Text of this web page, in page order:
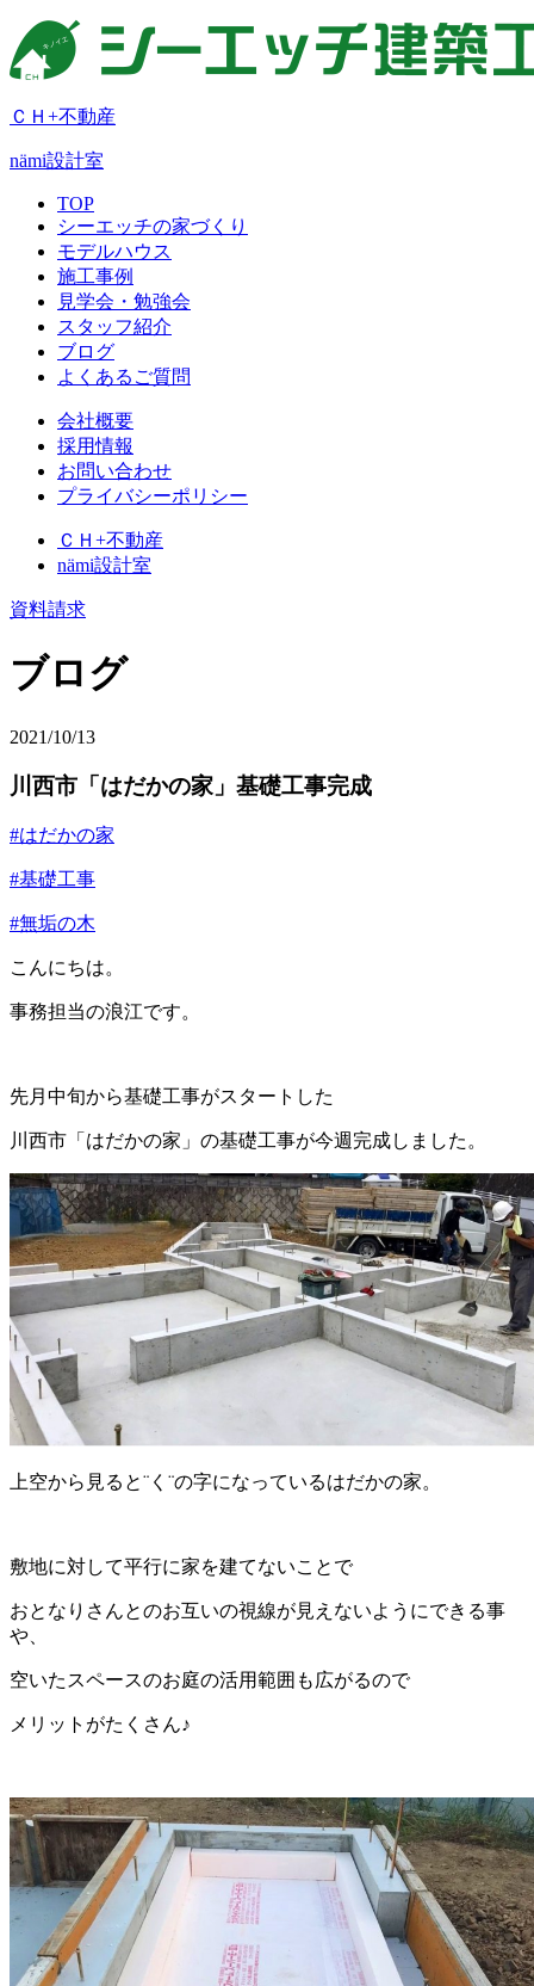
ＣＨ+不動産
nämi設計室
TOP
シーエッチの家づくり
モデルハウス
施工事例
見学会・勉強会
スタッフ紹介
ブログ
よくあるご質問
会社概要
採用情報
お問い合わせ
プライバシーポリシー
ＣＨ+不動産
nämi設計室
資料請求
ブログ
2021/10/13
川西市「はだかの家」基礎工事完成
#はだかの家
#基礎工事
#無垢の木
こんにちは。
事務担当の浪江です。
先月中旬から基礎工事がスタートした
川西市「はだかの家」の基礎工事が今週完成しました。
上空から見ると¨く¨の字になっているはだかの家。
敷地に対して平行に家を建てないことで
おとなりさんとのお互いの視線が見えないようにできる事
や、
空いたスペースのお庭の活用範囲も広がるので
メリットがたくさん♪